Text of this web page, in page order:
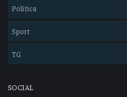
Politica
Sport
TG
SOCIAL